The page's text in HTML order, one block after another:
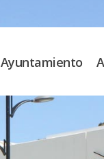
Ayuntamiento